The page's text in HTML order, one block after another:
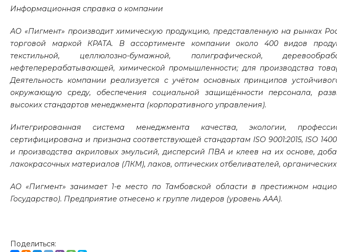
Информационная справка о компании
АО «Пигмент» производит химическую продукцию, представленную на рынках
торговой маркой КРАТА. В ассортименте компании около 400 видов
текстильной, целлюлозно-бумажной, полиграфической,
нефтеперерабатывающей, химической промышленности; для производства
Деятельность компании реализуется с учётом основных принципов
окружающую среду, обеспечения социальной защищённости персонала,
высоких стандартов менеджмента (корпоративного управления).
Интегрированная система менеджмента качества, экологии,
сертифицирована и признана соответствующей стандартам ISO 9001:2015, ISO
и производства акриловых эмульсий, дисперсий ПВА и клеев на их основе,
лакокрасочных материалов (ЛКМ), лаков, оптических отбеливателей,
АО «Пигмент» занимает 1-е место по Тамбовской области в престижном
Государство). Предприятие отнесено к группе лидеров (уровень ААА).
Поделиться: